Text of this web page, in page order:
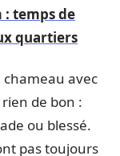
: temps de
quartiers
avec
rien de bon :
ou blessé.
pas toujours